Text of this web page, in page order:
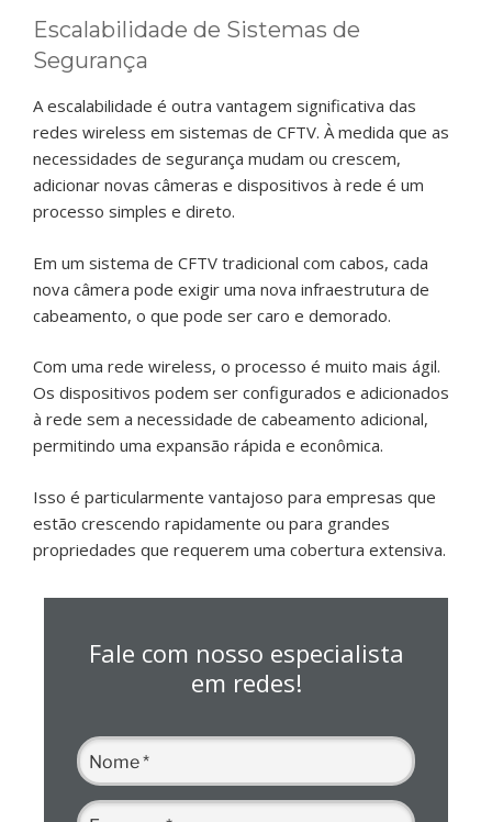
Escalabilidade de Sistemas de
Segurança
A escalabilidade é outra vantagem significativa das
redes wireless em sistemas de CFTV. À medida que as
necessidades de segurança mudam ou crescem,
adicionar novas câmeras e dispositivos à rede é um
processo simples e direto.
Em um sistema de CFTV tradicional com cabos, cada
nova câmera pode exigir uma nova infraestrutura de
cabeamento, o que pode ser caro e demorado.
Com uma rede wireless, o processo é muito mais ágil.
Os dispositivos podem ser configurados e adicionados
à rede sem a necessidade de cabeamento adicional,
permitindo uma expansão rápida e econômica.
Isso é particularmente vantajoso para empresas que
estão crescendo rapidamente ou para grandes
propriedades que requerem uma cobertura extensiva.
Fale com nosso especialista
em redes!